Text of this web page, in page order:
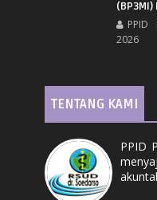
PPID
2026
TENTANG KAMI
PPID